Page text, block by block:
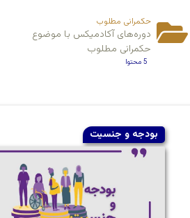
حکمرانی مطلوب
دوره‌های آکادمیکس با موضوع
حکمرانی مطلوب
5 محتوا
بودجه و جنسیت